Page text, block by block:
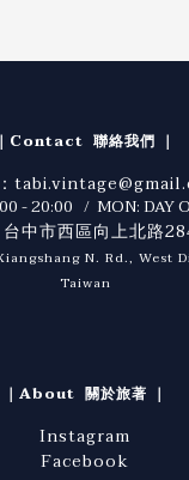
｜Contact 聯絡我們 ｜
- 20:00 / MON: DAY
中市西區向上北路
N. Rd., West
Taiwan
｜About 關於旅著 ｜
Instagram
Facebook